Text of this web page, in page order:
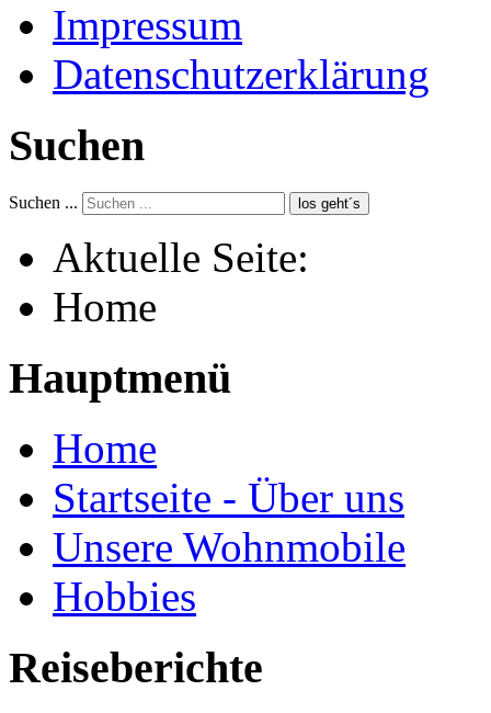
Impressum
Datenschutzerklärung
Suchen
Suchen ... los geht´s
Aktuelle Seite:
Home
Hauptmenü
Home
Startseite - Über uns
Unsere Wohnmobile
Hobbies
Reiseberichte